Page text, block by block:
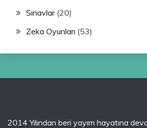
Sınavlar(20)
Zeka Oyunları (53)
2014 Yılından beri yayım hayatına